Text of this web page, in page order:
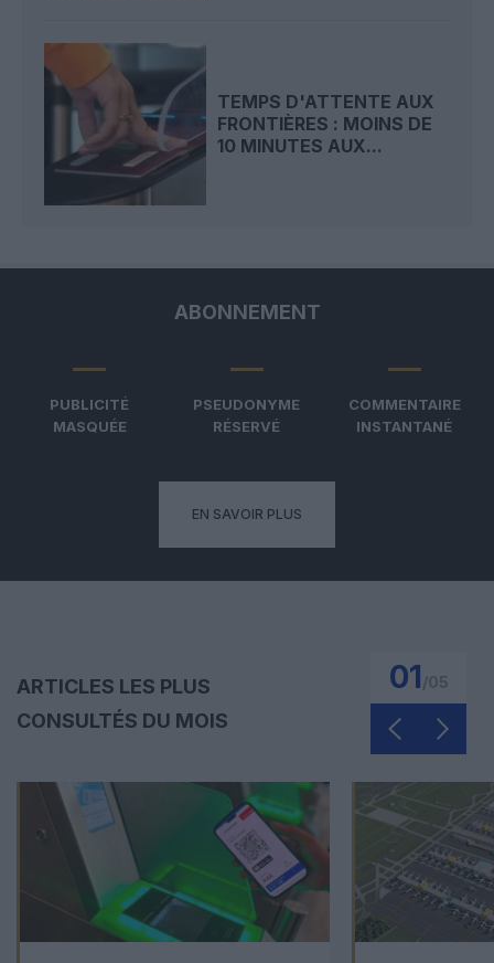
TEMPS D'ATTENTE AUX
FRONTIÈRES : MOINS DE
10 MINUTES AUX...
ABONNEMENT
PUBLICITÉ
MASQUÉE
PSEUDONYME
RÉSERVÉ
COMMENTAIRE
INSTANTANÉ
EN SAVOIR PLUS
ARTICLES LES PLUS
CONSULTÉS DU MOIS
01